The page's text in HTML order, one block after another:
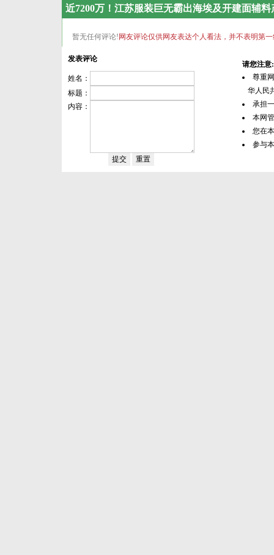
近7200万！江苏服装巨无霸出海埃及开建面辅料
暂无任何评论! 网友评论仅供网友表达个人看法，并不表明第
发表评论
姓名：
标题：
内容：
请您注意:
尊重
华人民
承担
本网
您在
参与